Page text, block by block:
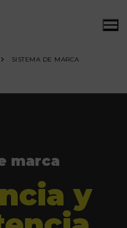
SISTEMA DE MARCA
marca
y